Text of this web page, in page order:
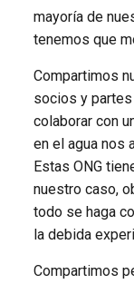
mayoría de
tenemos que
Compartimos
socios y partes
colaborar con
en el agua nos
Estas ONG
nuestro caso,
todo se haga
la debida
Compartimos